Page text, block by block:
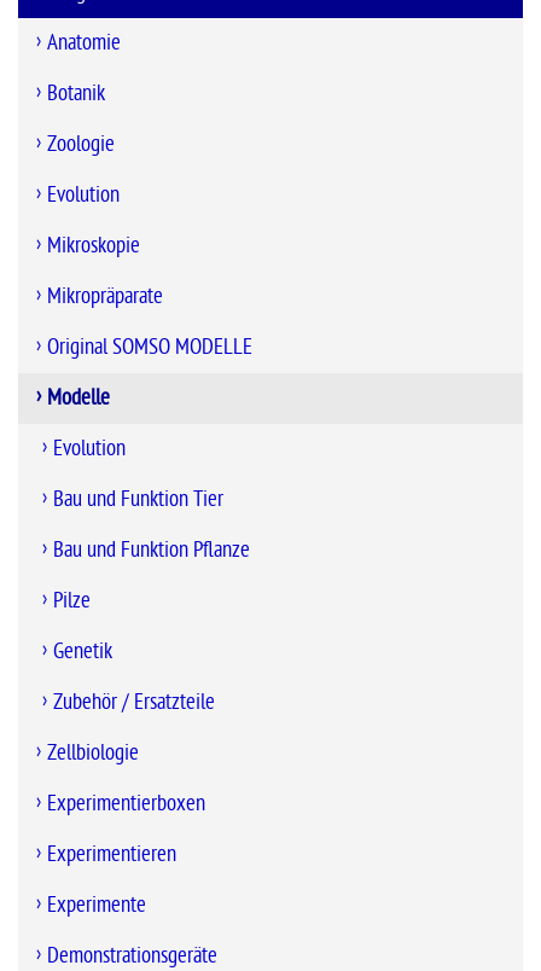
Anatomie
Botanik
Zoologie
Evolution
Mikroskopie
Mikropräparate
Original SOMSO MODELLE
Modelle
Evolution
Bau und Funktion Tier
Bau und Funktion Pflanze
Pilze
Genetik
Zubehör / Ersatzteile
Zellbiologie
Experimentierboxen
Experimentieren
Experimente
Demonstrationsgeräte